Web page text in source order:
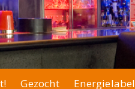
Gezocht Energielabel